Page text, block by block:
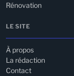
Rénovation
LE SITE
À propos
La rédaction
Contact